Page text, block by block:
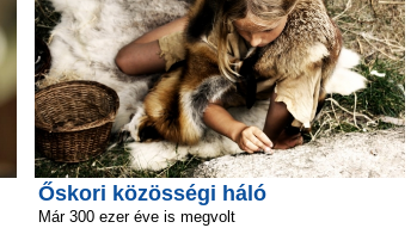
Őskori közösségi háló
Már 300 ezer éve is megvolt